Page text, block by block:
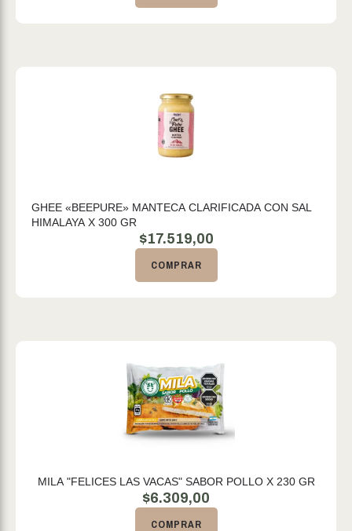
GHEE «BEEPURE» MANTECA CLARIFICADA CON SAL
HIMALAYA X 300 GR
$17.519,00
COMPRAR
MILA "FELICES LAS VACAS" SABOR POLLO X 230 GR
$6.309,00
COMPRAR